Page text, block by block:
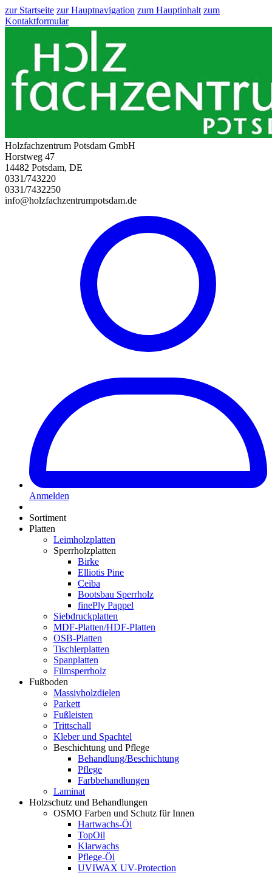
zur Startseite zur Hauptnavigation zum Hauptinhalt zum
Kontaktformular
Holzfachzentrum Potsdam GmbH
Horstweg 47
14482 Potsdam, DE
0331/743220
0331/7432250
info@holzfachzentrumpotsdam.de
Anmelden
Sortiment
Platten
Leimholzplatten
Sperrholzplatten
Birke
Elliotis Pine
Ceiba
Bootsbau Sperrholz
finePly Pappel
Siebdruckplatten
MDF-Platten/HDF-Platten
OSB-Platten
Tischlerplatten
Spanplatten
Filmsperrholz
Fußboden
Massivholzdielen
Parkett
Fußleisten
Trittschall
Kleber und Spachtel
Beschichtung und Pflege
Behandlung/Beschichtung
Pflege
Farbbehandlungen
Laminat
Holzschutz und Behandlungen
OSMO Farben und Schutz für Innen
Hartwachs-Öl
TopOil
Klarwachs
Pflege-Öl
UVIWAX UV-Protection